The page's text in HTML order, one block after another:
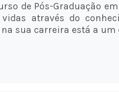
de Pós-Graduação
através do
sua carreira está a